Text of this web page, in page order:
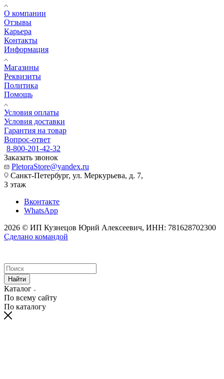
О компании
Отзывы
Карьера
Контакты
Информация
Магазины
Реквизиты
Политика
Помощь
Условия оплаты
Условия доставки
Гарантия на товар
Вопрос-ответ
8-800-201-42-32
Заказать звонок
PletoraStore@yandex.ru
Санкт-Петербург, ул. Меркурьева, д. 7,
3 этаж
Вконтакте
WhatsApp
2026 © ИП Кузнецов Юрий Алексеевич, ИНН: 781628702300
Сделано командой
Найти
Каталог
По всему сайту
По каталогу